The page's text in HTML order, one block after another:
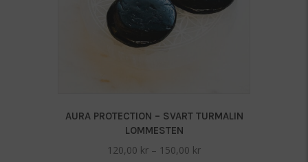
AURA PROTECTION – SVART TURMALIN
LOMMESTEN
120,00 kr – 150,00 krPrisområde: